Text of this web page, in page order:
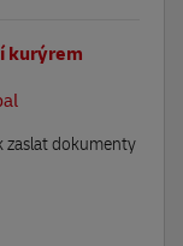
kurýrem
zaslat dokumenty